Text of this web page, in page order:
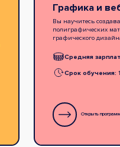
Графика и
Вы научитесь
полиграфических
графического
Средняя
Срок обучения:
Открыть